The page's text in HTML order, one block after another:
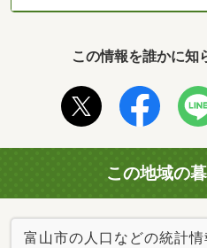
この情報を誰かに知
この地域の
富山市の人口などの統計情